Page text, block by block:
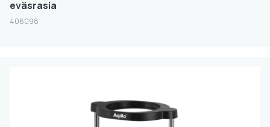
eväsrasia
406098